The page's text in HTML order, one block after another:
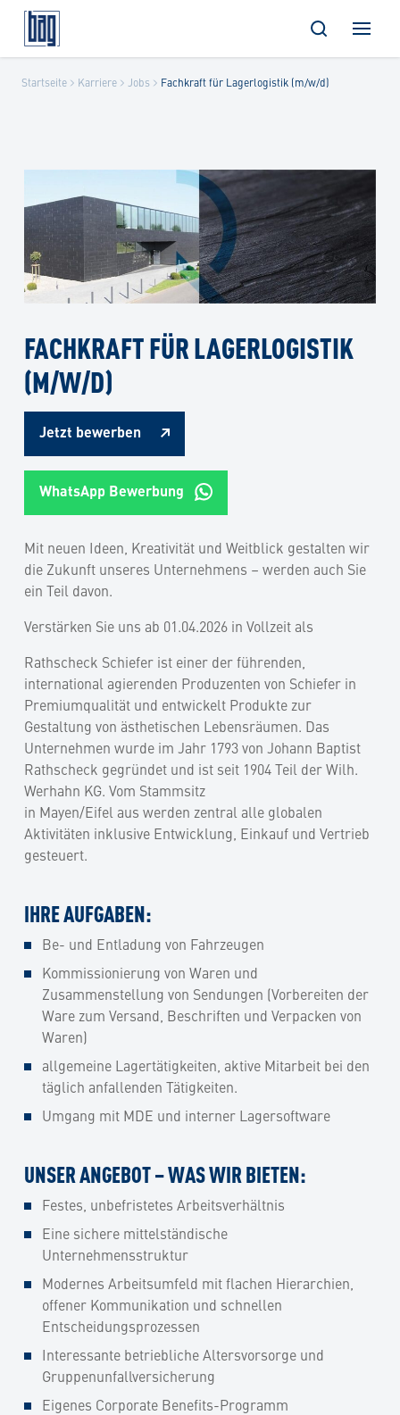
Startseite Karriere Jobs Fachkraft für Lagerlogistik (m/w/d)
FACHKRAFT FÜR LAGERLOGISTIK
(M/W/D)
Jetzt bewerben
WhatsApp Bewerbung
Mit neuen Ideen, Kreativität und Weitblick gestalten wir
die Zukunft unseres Unternehmens – werden auch Sie
ein Teil davon.
Verstärken Sie uns ab 01.04.2026 in Vollzeit als
Rathscheck Schiefer ist einer der führenden,
international agierenden Produzenten von Schiefer in
Premiumqualität und entwickelt Produkte zur
Gestaltung von ästhetischen Lebensräumen. Das
Unternehmen wurde im Jahr 1793 von Johann Baptist
Rathscheck gegründet und ist seit 1904 Teil der Wilh.
Werhahn KG. Vom Stammsitz
in Mayen/Eifel aus werden zentral alle globalen
Aktivitäten inklusive Entwicklung, Einkauf und Vertrieb
gesteuert.
IHRE AUFGABEN:
Be- und Entladung von Fahrzeugen
Kommissionierung von Waren und
Zusammenstellung von Sendungen (Vorbereiten der
Ware zum Versand, Beschriften und Verpacken von
Waren)
allgemeine Lagertätigkeiten, aktive Mitarbeit bei den
täglich anfallenden Tätigkeiten.
Umgang mit MDE und interner Lagersoftware
UNSER ANGEBOT – WAS WIR BIETEN:
Festes, unbefristetes Arbeitsverhältnis
Eine sichere mittelständische
Unternehmensstruktur
Modernes Arbeitsumfeld mit flachen Hierarchien,
offener Kommunikation und schnellen
Entscheidungsprozessen
Interessante betriebliche Altersvorsorge und
Gruppenunfallversicherung
Eigenes Corporate Benefits-Programm